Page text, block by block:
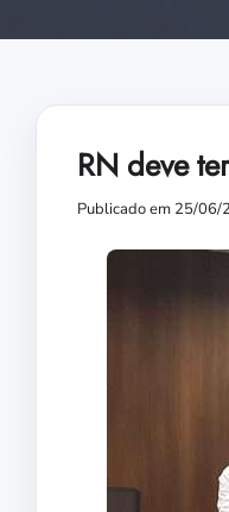
RN deve
Publicado em 25/06/